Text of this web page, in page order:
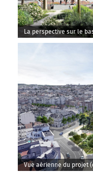
La perspective sur le
Vue aérienne du projet